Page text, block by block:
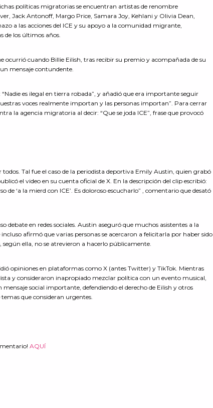
políticas migratorias se encuentran artistas de renombre
Jack Antonoff, Margo Price, Samara Joy, Kehlani y Olivia Dean,
a las acciones del ICE y su apoyo a la comunidad migrante,
de los últimos años.
ocurrió cuando Billie Eilish, tras recibir su premio y acompañada de su
mensaje contundente.
es ilegal en tierra robada”, y añadió que era importante seguir
voces realmente importan y las personas importan”. Para cerrar
la agencia migratoria al decir: “Que se joda ICE”, frase que provocó
Tal fue el caso de la periodista deportiva Emily Austin, quien grabó
el video en su cuenta oficial de X. En la descripción del clip escribió:
de ‘a la mierd con ICE’. Es doloroso escucharlo” , comentario que desató
en redes sociales. Austin aseguró que muchos asistentes a la
afirmó que varias personas se acercaron a felicitarla por haber sido
ella, no se atrevieron a hacerlo públicamente.
opiniones en plataformas como X (antes Twitter) y TikTok. Mientras
y consideraron inapropiado mezclar política con un evento musical,
social importante, defendiendo el derecho de Eilish y otros
que consideran urgentes.
AQUÍ